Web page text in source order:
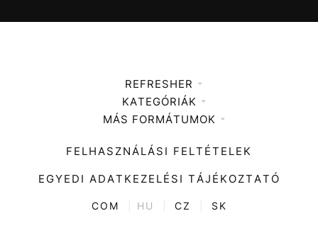
REFRESHER
Médiaajánlat
KATEGÓRIÁK
Zene
Divat
Kultúra
ENTR
MÁS FORMÁTUMOK
FELHASZNÁLÁSI FELTÉTELEK
EGYEDI ADATKEZELÉSI TÁJÉKOZTATÓ
COM HU CZ SK